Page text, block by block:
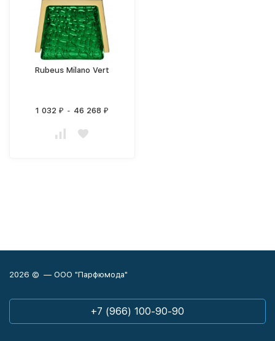
Rubeus Milano Vert
1 032₽ - 46 268₽
2026 © — ООО "Парфюмода"
+7 (966) 100-90-90